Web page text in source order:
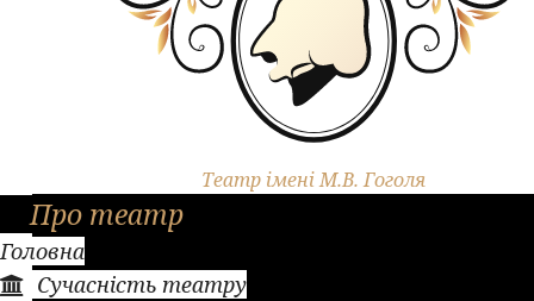
Театр імені М.В. Гоголя
Про театр
Головна
Сучасність театру
Проект